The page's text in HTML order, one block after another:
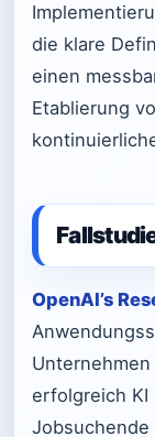
die klare
einen
Etablierung
OpenAI’s
erfolgreich KI